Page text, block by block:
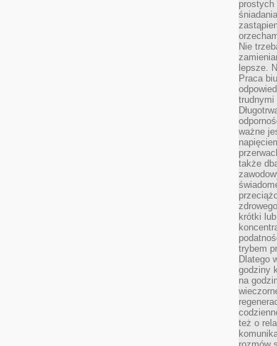
prostych
Nie
lepsze.
Praca
trudnymi
ważne
także
krótki
trybem
Dlatego
godziny
na
też o